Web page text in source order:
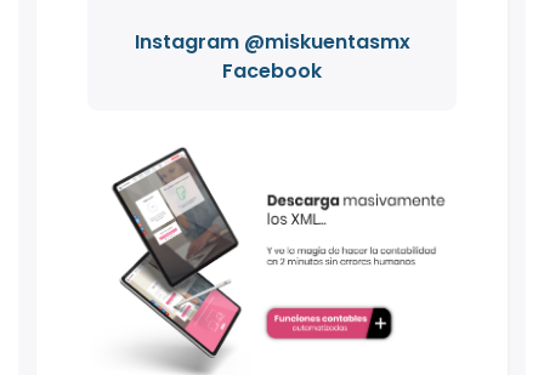
Instagram @miskuentasmx
Facebook